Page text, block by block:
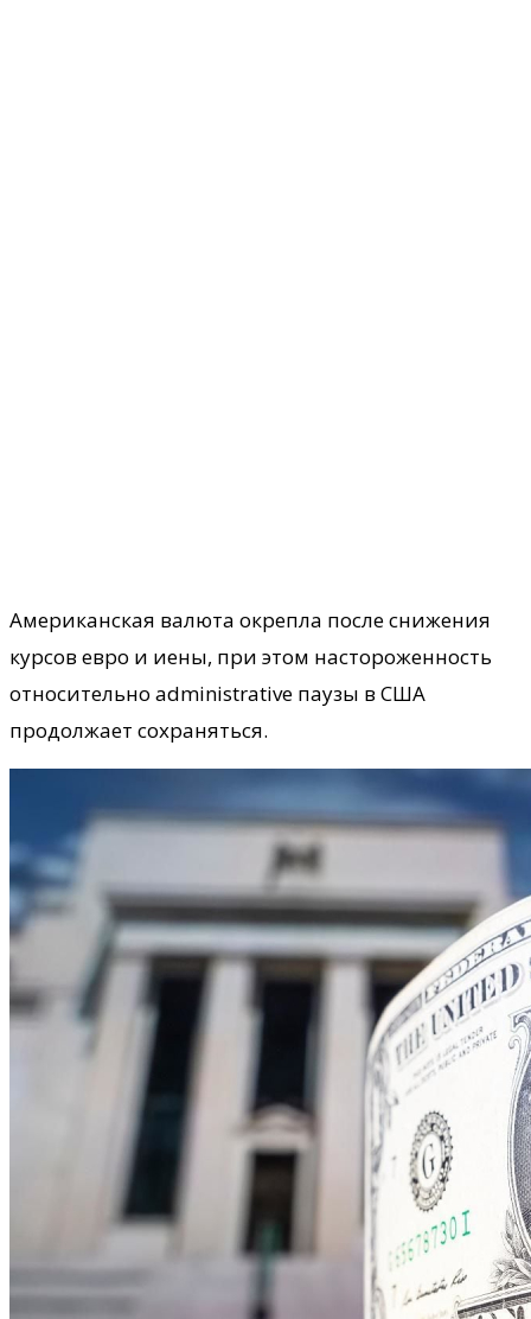
Американская валюта окрепла после снижения
курсов евро и иены, при этом настороженность
относительно administrative паузы в США
продолжает сохраняться.